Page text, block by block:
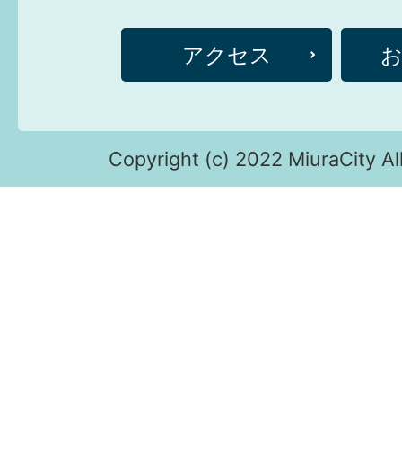
アクセス
Copyright (c) 2022 MiuraCity